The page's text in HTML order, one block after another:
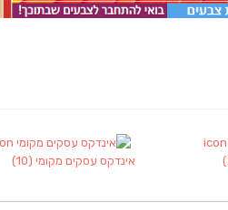
אינדקס עסקים מקומי (10)